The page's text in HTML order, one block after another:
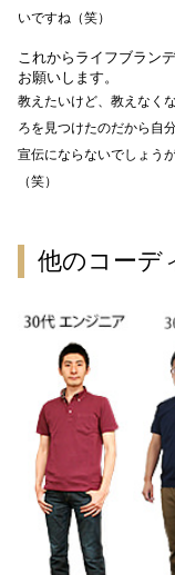
いですね（笑）
これからライフブラン
お願いします。
教えたいけど、教えなく
ろを見つけたのだから自
宣伝にならないでしょう
（笑）
他のコーデ